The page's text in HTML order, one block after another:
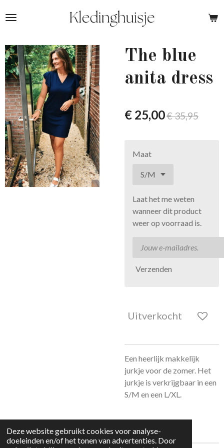
Deze website gebruikt cookies voor analyse-
doeleinden en/of het tonen van advertenties. Door
direct
de
hoofdinhoud
The blue
anita dress
€ 25,00€ 35,95
Maat
Laat het me weten
wanneer dit product
weer op voorraad is.
Verzenden
Uitverkocht
Een heerlijk makkelijk
jurkje voor de zomer. Het
jurkje is verkrijgbaar in een
S/M en een L/XL.